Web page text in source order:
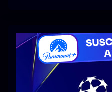
Series 720p
Series 1080p 60 FPS
¿COMO DESCARGAR?